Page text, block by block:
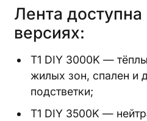
Лента доступна
версиях:
T1 DIY 3000K —
жилых зон, спален и
подстветки;
T1 DIY 3500K —